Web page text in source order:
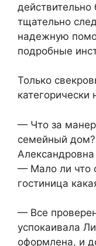
тщательно
надежную
подробные
Только
категорически
— Что за
семейный
— Мало ли что
гостиница
— Все
успокаивала
оформлена, и